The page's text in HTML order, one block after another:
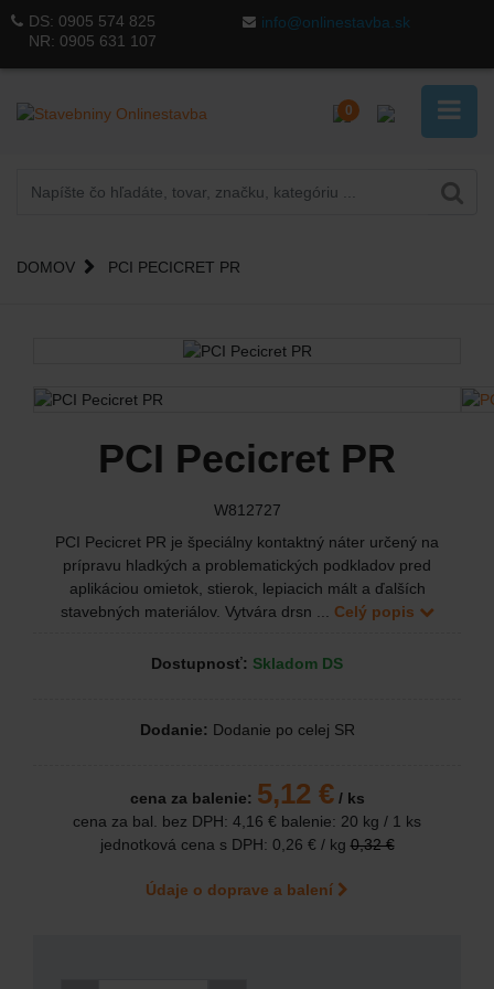
DS: 0905 574 825
NR: 0905 631 107
info@onlinestavba.sk
0
DOMOV PCI PECICRET PR
PCI Pecicret PR
W812727
PCI Pecicret PR je špeciálny kontaktný náter určený na
prípravu hladkých a problematických podkladov pred
aplikáciou omietok, stierok, lepiacich mált a ďalších
stavebných materiálov. Vytvára drsn ... Celý popis
Dostupnosť: Skladom DS
Dodanie: Dodanie po celej SR
cena za balenie: 5,12 €/ ks
cena za bal. bez DPH: 4,16 € balenie: 20 kg / 1 ks
jednotková cena s DPH: 0,26 € / kg0,32 €
Údaje o doprave a balení